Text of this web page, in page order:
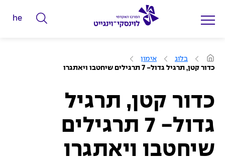
ה
he
ע
מ
ו
ב
י
ת
בלוג
אימון
כדור קטן, תרגיל גדול- 7 תרגילים שיחטבו ויאתגרו
כדור קטן, תרגיל
גדול- 7 תרגילים
שיחטבו ויאתגרו